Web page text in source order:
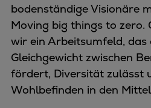
bodenständige Visionäre
Moving big things to zero.
wir ein Arbeitsumfeld, das
Gleichgewicht zwischen
fördert, Diversität zulässt
Wohlbefinden in den